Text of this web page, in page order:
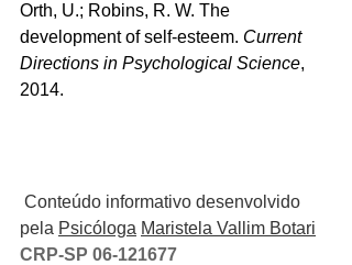
Orth, U.; Robins, R. W. The
development of self-esteem. Current
Directions in Psychological Science,
2014.
Conteúdo informativo desenvolvido
pela Psicóloga Maristela Vallim Botari
CRP-SP 06-121677